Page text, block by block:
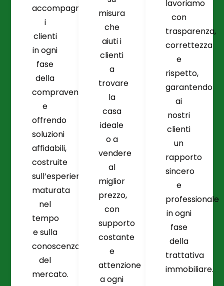
accompagnando
i
clienti
in ogni
fase
della
compravendita
e
offrendo
soluzioni
affidabili,
costruite
sull’esperienza
maturata
nel
tempo
e sulla
conoscenza
del
mercato.
misura
che
aiuti i
clienti
a
trovare
la
casa
ideale
o a
vendere
al
miglior
prezzo,
con
supporto
costante
e
attenzione
a ogni
lavoriamo
con
trasparenza,
correttezza
e
rispetto,
garantendo
ai
nostri
clienti
un
rapporto
sincero
e
professionale
in ogni
fase
della
trattativa
immobiliare.